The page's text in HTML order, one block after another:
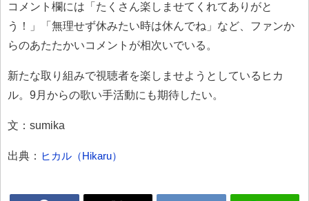
コメント欄には「たくさん楽しませてくれてありがと
う！」「無理せず休みたい時は休んでね」など、ファンか
らのあたたかいコメントが相次いでいる。
新たな取り組みで視聴者を楽しませようとしているヒカ
ル。9月からの歌い手活動にも期待したい。
文：sumika
出典： ヒカル（Hikaru）